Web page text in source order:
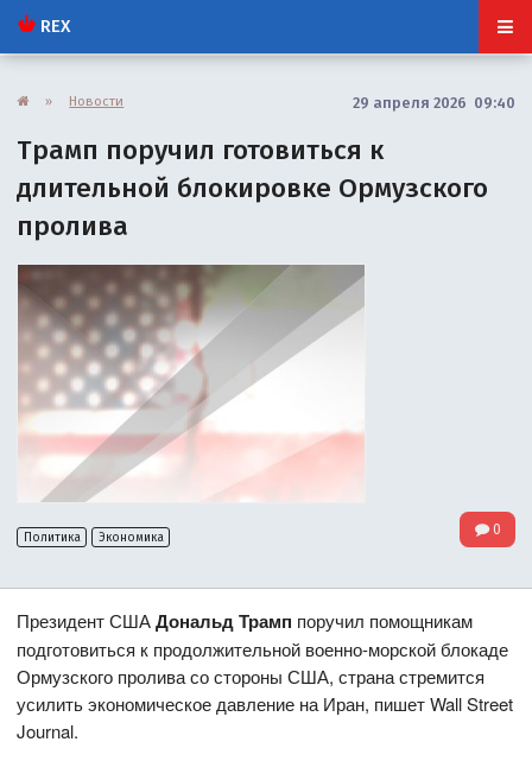
REX
» Новости 29 апреля 2026 09:40
Трамп поручил готовиться к
длительной блокировке Ормузского
пролива
Политика Экономика 0
Президент СШАДональд Трамп поручил помощникам
подготовиться к продолжительной военно-морской блокаде
Ормузского пролива со стороны США, страна стремится
усилить экономическое давление на Иран, пишет Wall Street
Journal.